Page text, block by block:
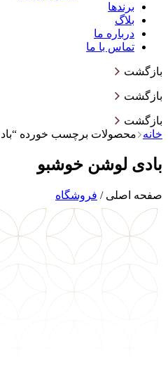
برندها
بلاگ
درباره ما
تماس با ما
بازگشت
بازگشت
بازگشت
خانه
محصولات برچسب خورده
بادی لوشن خوشبو
صفحه اصلی / فروشگاه